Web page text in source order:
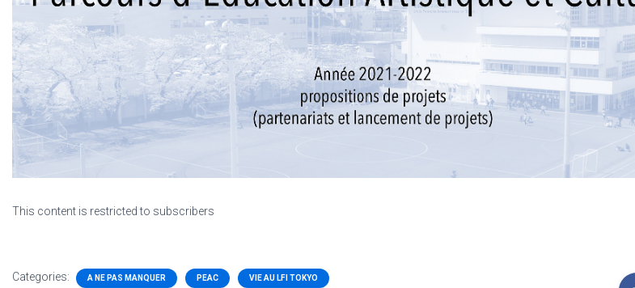
This content is restricted to subscribers
Categories: A NE PAS MANQUER PEAC VIE AU LFI TOKYO